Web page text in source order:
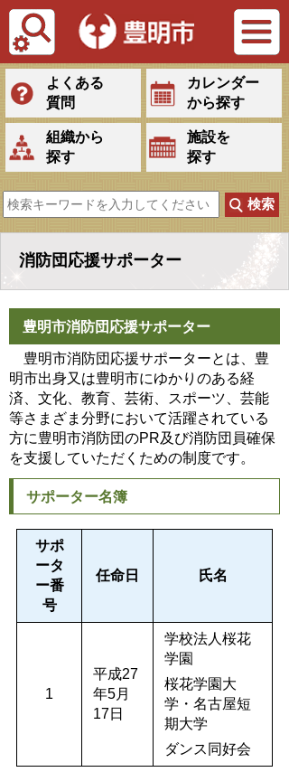
Tiếng Việt
よくある
質問
カレンダー
から探す
組織から
探す
施設を
探す
消防団応援サポーター
豊明市消防団応援サポーター
豊明市消防団応援サポーターとは、豊
明市出身又は豊明市にゆかりのある経
済、文化、教育、芸術、スポーツ、芸能
等さまざま分野において活躍されている
方に豊明市消防団のPR及び消防団員確保
を支援していただくための制度です。
サポーター名簿
サポ
ータ
ー番
号
任命日 氏名
1
平成27
年5月
17日
学校法人桜花
学園
桜花学園大
学・名古屋短
期大学
ダンス同好会